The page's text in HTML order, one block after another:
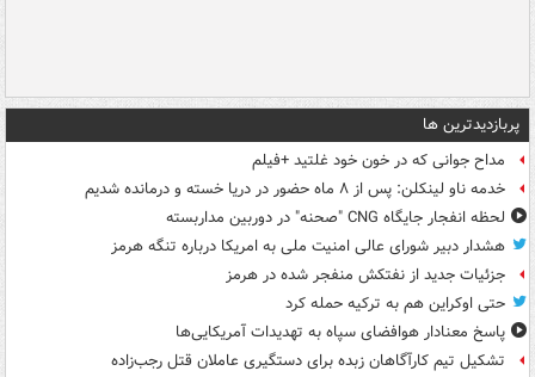
پربازدیدترین ها
مداح جوانی که در خون خود غلتید +فیلم
خدمه ناو لینکلن: پس از ۸ ماه حضور در دریا خسته و درمانده‌ شدیم
لحظه انفجار جایگاه CNG "صحنه" در دوربین مداربسته
هشدار دبیر شورای عالی امنیت ملی به امریکا درباره تنگه هرمز
جزئیات جدید از نفتکش منفجر شده در هرمز
حتی اوکراین هم به ترکیه حمله کرد
پاسخ معنادار هوافضای سپاه به تهدیدات آمریکایی‌ها
تشکیل تیم کارآگاهان زبده برای دستگیری عاملان قتل رجب‌زاده